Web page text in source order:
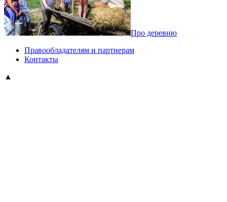
Про деревню
Правообладателям и партнерам
Контакты
▲